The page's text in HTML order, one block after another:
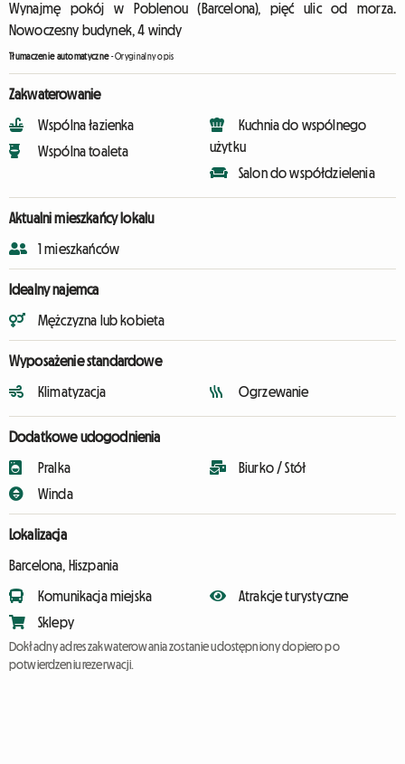
Wynajmę pokój w Poblenou (Barcelona), pięć ulic od morza.
Nowoczesny budynek, 4 windy
Tłumaczenie automatyczne-Oryginalny opis
Zakwaterowanie
Wspólna łazienka
Wspólna toaleta
Kuchnia do wspólnego
użytku
Salon do współdzielenia
Aktualni mieszkańcy lokalu
1 mieszkańców
Idealny najemca
Mężczyzna lub kobieta
Wyposażenie standardowe
Klimatyzacja Ogrzewanie
Dodatkowe udogodnienia
Pralka
Winda
Biurko / Stół
Lokalizacja
Barcelona, Hiszpania
Komunikacja miejska
Sklepy
Atrakcje turystyczne
Dokładny adres zakwaterowania zostanie udostępniony dopiero po
potwierdzeniu rezerwacji.